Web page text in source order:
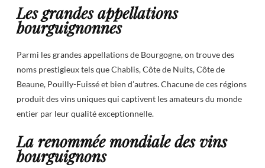
Les grandes appellations
bourguignonnes
Parmi les grandes appellations de Bourgogne, on trouve des
noms prestigieux tels que Chablis, Côte de Nuits, Côte de
Beaune, Pouilly-Fuissé et bien d’autres. Chacune de ces régions
produit des vins uniques qui captivent les amateurs du monde
entier par leur qualité exceptionnelle.
La renommée mondiale des vins
bourguignons